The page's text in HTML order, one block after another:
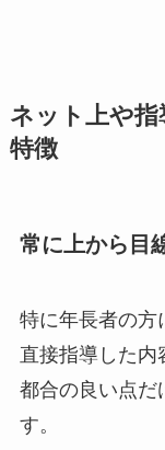
ネット上や
特徴
常に上から目
特に年長者の方
直接指導した内
都合の良い点だ
す。